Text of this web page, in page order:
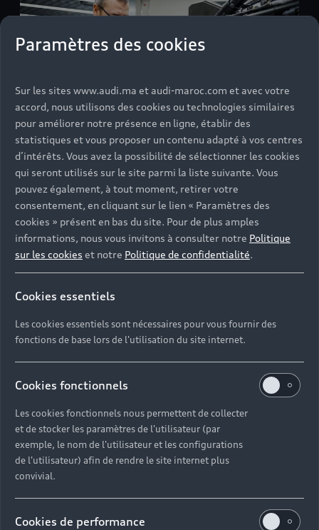
Arnau Niubó Bosch est responsable de l'Audi RS Q
e-tron¹ pendant les missions. Il était sur place
lors du rallye Dakar 2022 et accompagnera
également la prochaine mission. AVIS DE NON-
RESPONSABILITÉ : ¹Ce véhicule est le véhicule de
course conçu pour le rallye Dakar. Il n'est pas
proposé à l'achat.
le rallye Dakar. Il n'est pas proposé à l'achat.
Paramètres des cookies
Sur les sites www.audi.ma et audi-maroc.com et avec votre
accord, nous utilisons des cookies ou technologies similaires
pour améliorer notre présence en ligne, établir des
statistiques et vous proposer un contenu adapté à vos centres
d’intérêts. Vous avez la possibilité de sélectionner les cookies
qui seront utilisés sur le site parmi la liste suivante. Vous
pouvez également, à tout moment, retirer votre
consentement, en cliquant sur le lien « Paramètres des
cookies » présent en bas du site. Pour de plus amples
informations, nous vous invitons à consulter notre Politique
sur les cookies et notre Politique de confidentialité.
Cookies essentiels
Les cookies essentiels sont nécessaires pour vous fournir des
fonctions de base lors de l'utilisation du site internet.
Cookies fonctionnels
Les cookies fonctionnels nous permettent de collecter
et de stocker les paramètres de l'utilisateur (par
exemple, le nom de l'utilisateur et les configurations
de l'utilisateur) afin de rendre le site internet plus
convivial.
Cookies de performance